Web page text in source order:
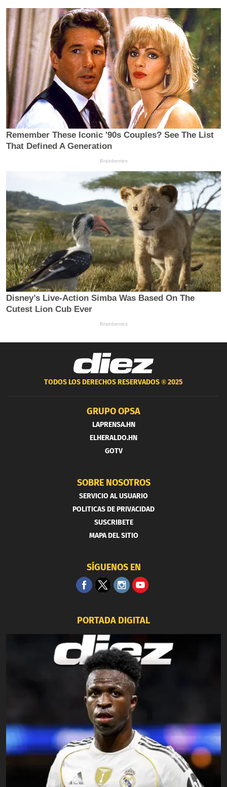
TODOS LOS DERECHOS RESERVADOS ®2025
GRUPO OPSA
LAPRENSA.HN
ELHERALDO.HN
GOTV
SOBRE NOSOTROS
SERVICIO AL USUARIO
POLITICAS DE PRIVACIDAD
SUSCRIBETE
MAPA DEL SITIO
SÍGUENOS EN
PORTADA DIGITAL